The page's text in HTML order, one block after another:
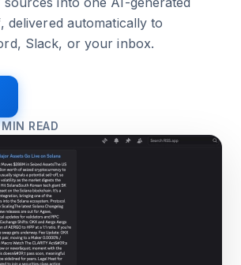
delivered automatically to
Slack, or your inbox.
READ